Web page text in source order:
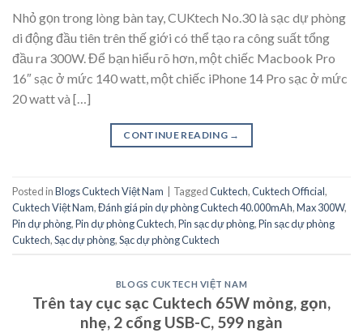
Nhỏ gọn trong lòng bàn tay, CUKtech No.30 là sạc dự phòng
di động đầu tiên trên thế giới có thể tạo ra công suất tổng
đầu ra 300W. Để bạn hiểu rõ hơn, một chiếc Macbook Pro
16″ sạc ở mức 140 watt, một chiếc iPhone 14 Pro sạc ở mức
20 watt và […]
CONTINUE READING →
Posted inBlogs Cuktech Việt Nam TaggedCuktech,Cuktech Official,
Cuktech Việt Nam,Đánh giá pin dự phòng Cuktech 40.000mAh,Max 300W,
Pin dự phòng,Pin dự phòng Cuktech,Pin sạc dự phòng,Pin sạc dự phòng
Cuktech,Sạc dự phòng,Sạc dự phòng Cuktech
BLOGS CUKTECH VIỆT NAM
Trên tay cục sạc Cuktech 65W mỏng, gọn,
nhẹ, 2 cổng USB-C, 599 ngàn